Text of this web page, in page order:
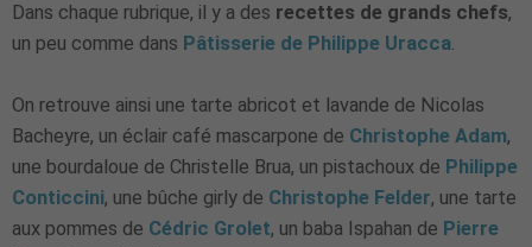
Dans chaque rubrique, il y a des recettes de grands chefs,
un peu comme dans Pâtisserie de Philippe Uracca.
On retrouve ainsi une tarte abricot et lavande de Nicolas
Bacheyre, un éclair café mascarpone de Christophe Adam,
une bourdaloue de Christelle Brua, un pistachoux de Philippe
Conticcini, une bûche girly de Christophe Felder, une tarte
aux pommes de Cédric Grolet, un baba Ispahan de Pierre